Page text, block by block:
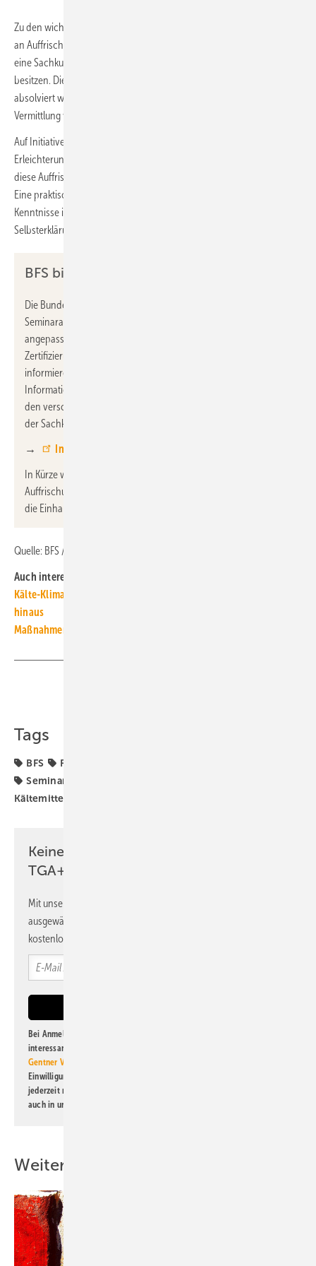
Zu den wichtigsten Änderungen gehört die verpflichtende Teilnahme
an Auffrischungsschulungen. Diese Regelung betrifft alle, die bereits
eine Sachkundebescheinigung nach der alten F-Gase-Verordnung
besitzen. Die Auffrischungsschulung muss bis spätestens März 2029
absolviert werden. Ein zentraler Bestandteil dieser Schulungen ist die
Vermittlung von Kenntnissen im Umgang mit natürlichen Kältemitteln.
Auf Initiative der Verbände der Kältebranche konnte eine wichtige
Erleichterung erreicht werden: Die ChemKlimaschutzV erlaubt es nun,
diese Auffrischungsschulungen als Online-Seminare durchzuführen.
Eine praktische Prüfung ist dabei nicht erforderlich, sofern die
Kenntnisse im Umgang mit natürlichen Kältemitteln durch eine
Selbsterklärung des Unternehmens bestätigt werden.
BFS bietet Unterstützung und Kurse an
Die Bundesfachschule Kälte-Klima-Technik (BFS) hat ihr
Seminarangebot und die Inhalte bereits an die neuen Vorgaben
angepasst. Angesichts der vielen Fragen rund um das Thema
Zertifizierung und der Notwendigkeit für Fachbetriebe, sich zu
informieren, hat die BFS auf ihrer Website alle relevanten
Informationen zusammengetragen. Dort finden sich Details zu
den verschiedenen Wegen und Voraussetzungen zur Erlangung
der Sachkundebescheinigungen.
→ Informationen zur Zertifizierung
In Kürze werden auch Termine für die neuen Online-
Auffrischungskurse zur Buchung bereitstehen, um den Betrieben
die Einhaltung der neuen Anforderungen zu erleichtern.
Quelle: BFS / fl
Auch interessant:
Kälte-Klima-Förderung: Branche for­dert Ver­län­ge­rung über 2026
hinaus
Maßnahmen gegen illegalen Kältemittelhandel gefordert
Tags
BFS F-Gase-Verordnung
Seminare
Kältemittel
Keine Zeit? Kein Problem mit dem
TGA+E Newsletter!
Mit unserem Newsletter erhalten Sie regelmäßig von uns
ausgewählte Informationen und Neuigkeiten, gebündelt und
kostenlos direkt ins Postfach.
Bei Anmeldung zu diesem Newsletter bin ich damit einverstanden, über
interessante Verlags- und Online-Angebote
Gentner Verlag GmbH & Co. KG
Einwilligung kann ich jederzeit widerrufen und eine Abmeldung ist
jederzeit möglich. Informationen zum Umgang mit Daten finden Sie
auch in unserer
Weitere Inhalte